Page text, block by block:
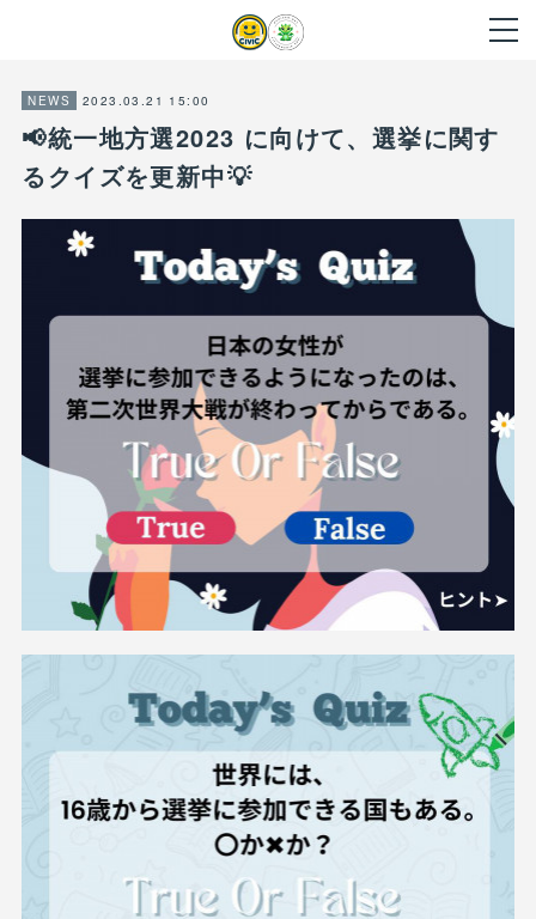
NEWS 2023.03.21 15:00
📢統一地方選2023 に向けて、選挙に関す
るクイズを更新中💡